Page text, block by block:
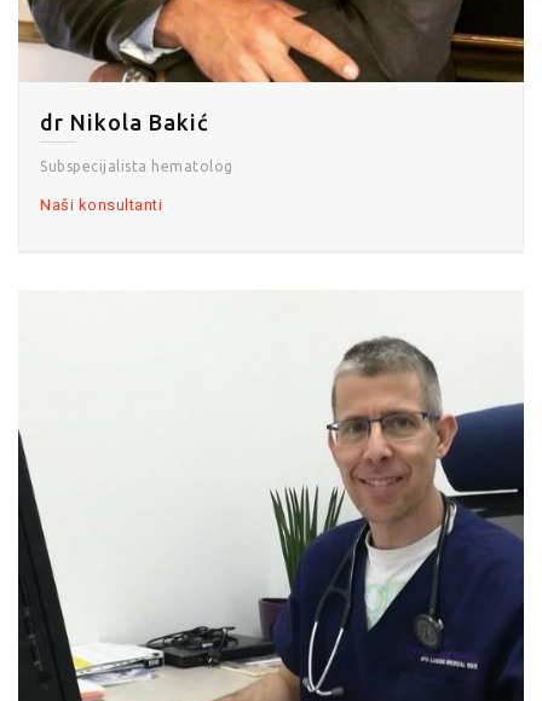
dr Nikola Bakić
Subspecijalista hematolog
Naši konsultanti